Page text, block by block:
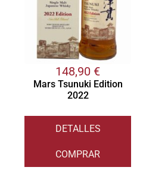
148,90 €
Mars Tsunuki Edition
2022
DETALLES
COMPRAR